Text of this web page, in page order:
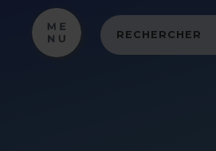
Panneau de gestion des cookies